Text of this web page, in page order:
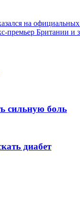
на
премьер Британии и
сильную боль
диабет